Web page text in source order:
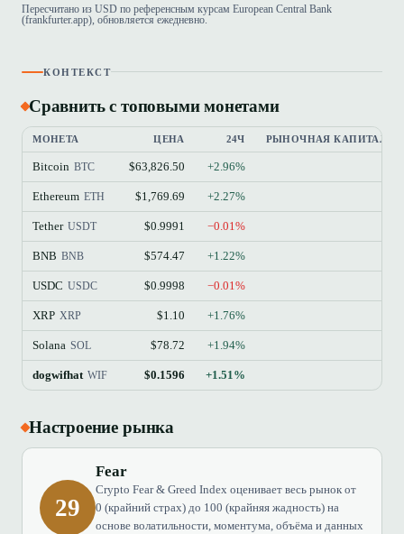
Пересчитано из USD по референсным курсам European Central Bank
(frankfurter.app), обновляется ежедневно.
КОНТЕКСТ
Сравнить с топовыми монетами
МОНЕТА ЦЕНА 24Ч РЫНОЧНАЯ
Bitcoin BTC $63,826.50 +2.96%
Ethereum ETH $1,769.69 +2.27%
Tether USDT $0.9991 −0.01%
BNB BNB $574.47 +1.22%
USDC USDC $0.9998 −0.01%
XRP XRP $1.10 +1.76%
Solana SOL $78.72 +1.94%
dogwifhat WIF $0.1596 +1.51%
Настроение рынка
29
Fear
Crypto Fear & Greed Index оценивает весь рынок от
0 (крайний страх) до 100 (крайняя жадность) на
основе волатильности, моментума, объёма и данных